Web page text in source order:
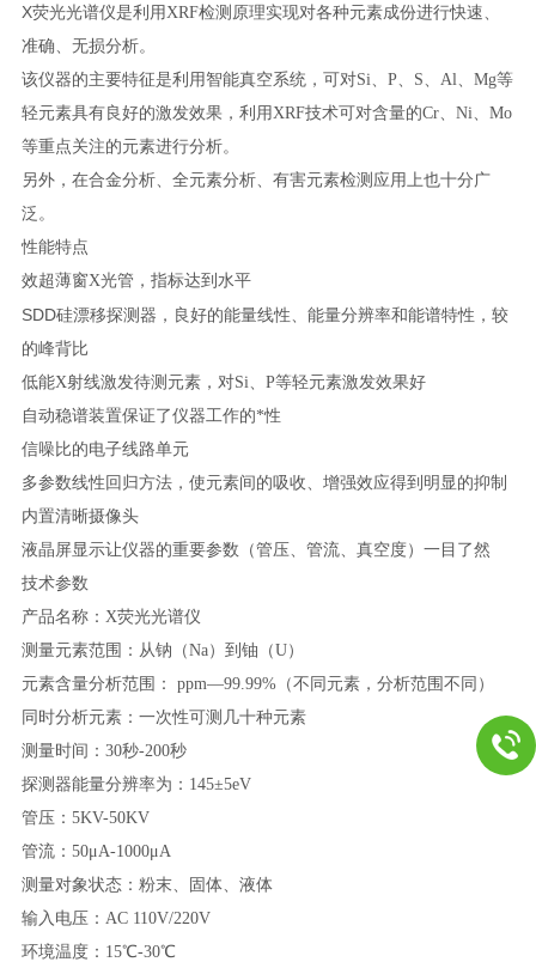
X荧光光谱仪是利用XRF检测原理实现对各种元素成份进行快速、
准确、无损分析。
该仪器的主要特征是利用智能真空系统，可对Si、P、S、Al、Mg等
轻元素具有良好的激发效果，利用XRF技术可对含量的Cr、Ni、Mo
等重点关注的元素进行分析。
另外，在合金分析、全元素分析、有害元素检测应用上也十分广
泛。
性能特点
效超薄窗X光管，指标达到水平
SDD硅漂移探测器，良好的能量线性、能量分辨率和能谱特性，较
的峰背比
低能X射线激发待测元素，对Si、P等轻元素激发效果好
自动稳谱装置保证了仪器工作的*性
信噪比的电子线路单元
多参数线性回归方法，使元素间的吸收、增强效应得到明显的抑制
内置清晰摄像头
液晶屏显示让仪器的重要参数（管压、管流、真空度）一目了然
技术参数
产品名称：X荧光光谱仪
测量元素范围：从钠（Na）到铀（U）
元素含量分析范围： ppm—99.99%（不同元素，分析范围不同）
同时分析元素：一次性可测几十种元素
测量时间：30秒-200秒
探测器能量分辨率为：145±5eV
管压：5KV-50KV
管流：50μA-1000μA
测量对象状态：粉末、固体、液体
输入电压：AC 110V/220V
环境温度：15℃-30℃